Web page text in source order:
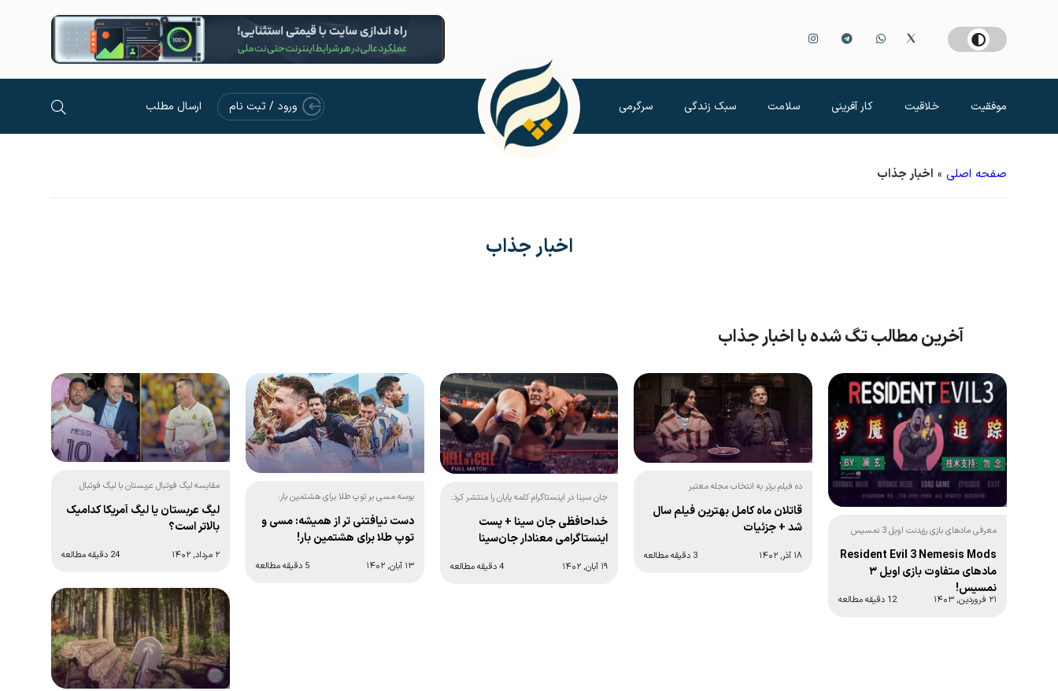
موفقیت خلاقیت کار آفرینی سلامت سبک زندگی سرگرمی ورود / ثبت نام ارسال مطلب
صفحه اصلی » اخبار جذاب
اخبار جذاب
آخرین مطالب تگ شده با اخبار جذاب
معرفی مادهای بازی رزیدنت اویل 3 نمسیس
Resident Evil 3 Nemesis Mods
مادهای متفاوت بازی اویل ۳
نمسیس!
۲۱ فروردین, ۱۴۰۳ 12 دقیقه مطالعه
ده فیلم برتر به انتخاب مجله معتبر
قاتلان ماه کامل بهترین فیلم سال
شد + جزئیات
۱۸ آذر, ۱۴۰۲ 3 دقیقه مطالعه
جان سینا در اینستاگرام کلمه پایان را منتشر کرد:
خداحافظی جان سینا + پست
اینستاگرامی معنادار جان‌سینا
۱۹ آبان, ۱۴۰۲ 4 دقیقه مطالعه
بوسه مسی بر توپ طلا برای هشتمین بار:
دست نیافتنی تر از همیشه: مسی و
توپ طلا برای هشتمین بار!
۱۳ آبان, ۱۴۰۲ 5 دقیقه مطالعه
مقایسه لیگ فوتبال عربستان با لیگ فوتبال
لیگ عربستان یا لیگ آمریکا کدامیک
بالاتر است؟
۲ مرداد, ۱۴۰۲ 24 دقیقه مطالعه